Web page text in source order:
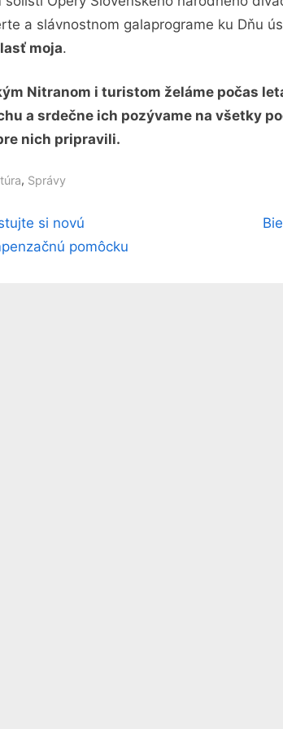
a slávnostnom galaprograme ku Dňu
moja.
Nitranom i turistom želáme počas
a srdečne ich pozývame na všetky
nich pripravili.
, Správy
si novú
pomôcku
N